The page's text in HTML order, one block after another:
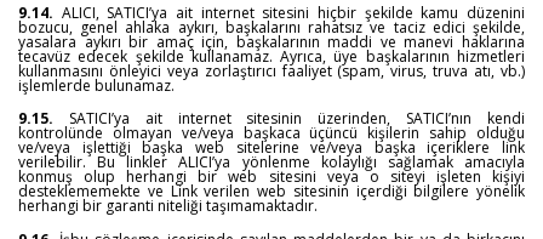
9.14. ALICI, SATICI’ya ait internet sitesini hiçbir şekilde kamu düzenini
bozucu, genel ahlaka aykırı, başkalarını rahatsız ve taciz edici şekilde,
yasalara aykırı bir amaç için, başkalarının maddi ve manevi haklarına
tecavüz edecek şekilde kullanamaz. Ayrıca, üye başkalarının hizmetleri
kullanmasını önleyici veya zorlaştırıcı faaliyet (spam, virus, truva atı, vb.)
işlemlerde bulunamaz.
9.15. SATICI’ya ait internet sitesinin üzerinden, SATICI’nın kendi
kontrolünde olmayan ve/veya başkaca üçüncü kişilerin sahip olduğu
ve/veya işlettiği başka web sitelerine ve/veya başka içeriklere link
verilebilir. Bu linkler ALICI’ya yönlenme kolaylığı sağlamak amacıyla
konmuş olup herhangi bir web sitesini veya o siteyi işleten kişiyi
desteklememekte ve Link verilen web sitesinin içerdiği bilgilere yönelik
herhangi bir garanti niteliği taşımamaktadır.